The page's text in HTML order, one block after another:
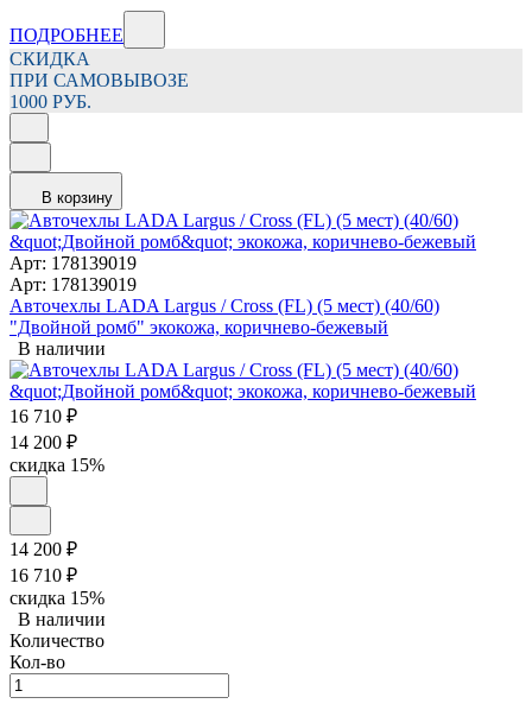
ПОДРОБНЕЕ
СКИДКА
ПРИ САМОВЫВОЗЕ
1000 РУБ.
В корзину
Арт: 178139019
Арт: 178139019
Авточехлы LADA Largus / Cross (FL) (5 мест) (40/60)
"Двойной ромб" экокожа, коричнево-бежевый
В наличии
16 710 ₽
14 200 ₽
скидка 15%
14 200 ₽
16 710 ₽
скидка 15%
В наличии
Количество
Кол-во